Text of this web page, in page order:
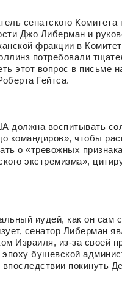
сенатского Комитета
Джо Либерман и
фракции в
потребовали
этот вопрос в письме
Гейтса.
должна воспитывать
командиров», чтобы
о «тревожных
экстремизма»,
иудей, как он сам
сенатор Либерман
Израиля, из-за своей
эпоху бушевской
покинуть